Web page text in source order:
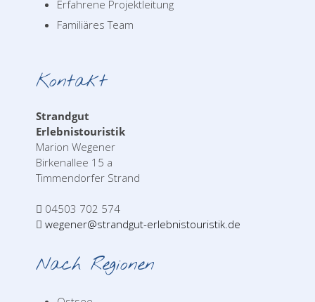
Erfahrene Projektleitung
Familiäres Team
Kontakt
Strandgut
Erlebnistouristik
Marion Wegener
Birkenallee 15 a
Timmendorfer Strand
04503 702 574
wegener@strandgut-erlebnistouristik.de
Nach Regionen